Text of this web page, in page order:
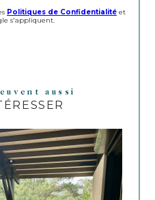
Politiques de Confidentialité et
s'appliquent.
aussi